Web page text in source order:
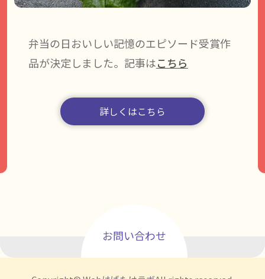
弁当の日おいしい記憶のエピソード受賞作
品が決定しました。記事はこちら
詳しくはこちら
お問い合わせ